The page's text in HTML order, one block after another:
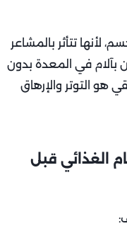
لأنها تتأثر بالمشاعر
بآلام في المعدة بدون
التوتر والإرهاق
الغذائي قبل